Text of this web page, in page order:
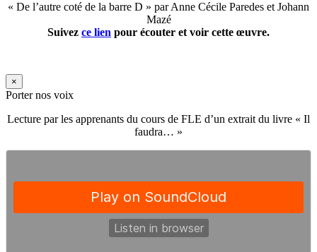
« De l’autre coté de la barre D » par Anne Cécile Paredes et Johann
Mazé
Suivez ce lien pour écouter et voir cette œuvre.
×
Porter nos voix
Lecture par les apprenants du cours de FLE d’un extrait du livre « Il
faudra… »